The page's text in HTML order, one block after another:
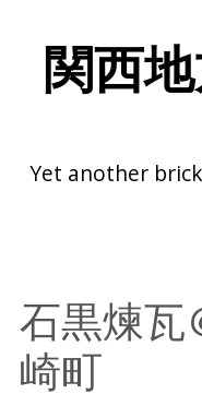
関西
Yet another
石黒煉瓦
崎町